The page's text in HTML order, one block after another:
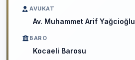
AVUKAT
Av. Muhammet Arif Yağcioğlu
BARO
Kocaeli Barosu